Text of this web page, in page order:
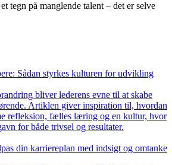
tegn på manglende talent – det er selve
Sådan styrkes kulturen for udvikling
bliver lederens evne til at skabe
Artiklen giver inspiration til, hvordan
refleksion, fælles læring og en kultur, hvor
for både trivsel og resultater.
din karriereplan med indsigt og omtanke